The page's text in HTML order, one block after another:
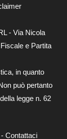
- Via Nicola
e Partita
in quanto
può pertanto
legge n. 62
Contattaci